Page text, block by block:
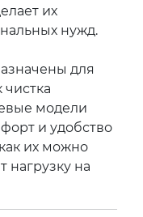
их
нужд.
для
чистка
модели
и удобство
их можно
нагрузку на